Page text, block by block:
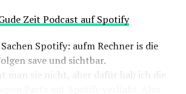
Zeit Podcast auf Spotify
Spotify: aufm Rechner is die
save und sichtbar.
man sie nicht, aber dafür hab ich die